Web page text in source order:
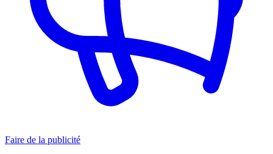
Faire de la publicité